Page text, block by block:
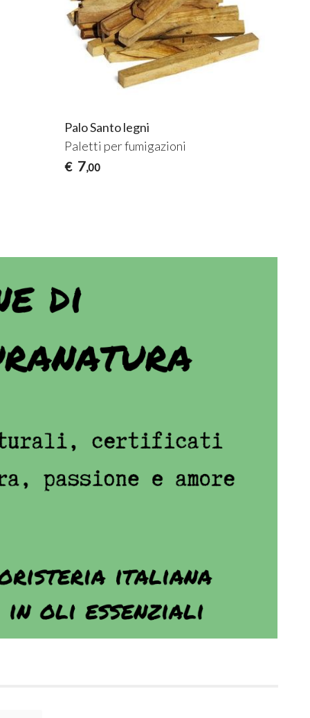
Palo Santo legni
Paletti per fumigazioni
€ 7,00